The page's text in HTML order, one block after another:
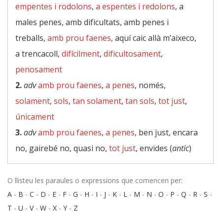
empentes i rodolons, a espentes i redolons, a
males penes, amb dificultats, amb penes i
treballs, amb prou faenes, aquí caic allà m’aixeco,
a trencacoll, difícilment, dificultosament,
penosament
2.advamb prou faenes, a penes, només,
solament, sols, tan solament, tan sols, tot just,
únicament
3.advamb prou faenes, a penes, ben just, encara
no, gairebé no, quasi no, tot just, envides (antic)
O llisteu les paraules o expressions que comencen per:
A - B - C - D - E - F - G - H - I - J - K - L - M - N - O - P - Q - R - S -
T - U - V- W - X - Y - Z